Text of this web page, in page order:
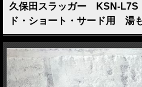
久保田スラッガー KSN-
ド・ショート・サード用 湯